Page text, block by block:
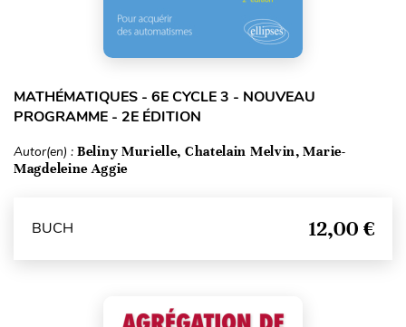
MATHÉMATIQUES - 6E CYCLE 3 - NOUVEAU
PROGRAMME - 2E ÉDITION
Autor(en) : Beliny Murielle, Chatelain Melvin, Marie-
Magdeleine Aggie
BUCH 12,00 €